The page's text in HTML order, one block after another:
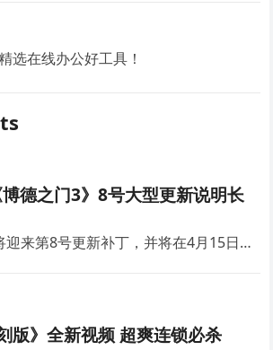
选在线办公好工具！
德之门3》8号大型更新说明长
迎来第8号更新补丁，并将在4月15日…
版》全新视频 超爽连锁必杀